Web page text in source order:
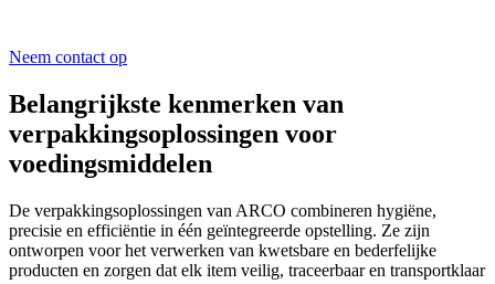
Neem contact op
Belangrijkste kenmerken van
verpakkingsoplossingen voor
voedingsmiddelen
De verpakkingsoplossingen van ARCO combineren hygiëne,
precisie en efficiëntie in één geïntegreerde opstelling. Ze zijn
ontworpen voor het verwerken van kwetsbare en bederfelijke
producten en zorgen dat elk item veilig, traceerbaar en transportklaar